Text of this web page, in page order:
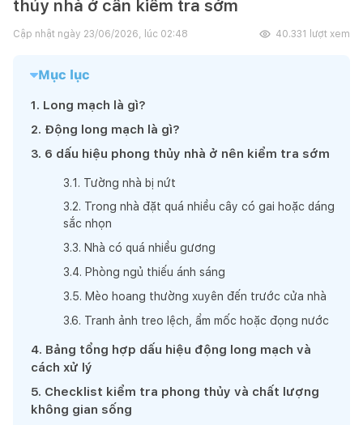
thủy nhà ở cần kiểm tra sớm
Cập nhật ngày 23/06/2026, lúc 02:48 40.331 lượt xem
Mục lục
1. Long mạch là gì?
2. Động long mạch là gì?
3. 6 dấu hiệu phong thủy nhà ở nên kiểm tra sớm
3.1 . Tường nhà bị nứt
3.2. Trong nhà đặt quá nhiều cây có gai hoặc dáng
sắc nhọn
3.3. Nhà có quá nhiều gương
3.4. Phòng ngủ thiếu ánh sáng
3.5. Mèo hoang thường xuyên đến trước cửa nhà
3.6. Tranh ảnh treo lệch, ẩm mốc hoặc đọng nước
4. Bảng tổng hợp dấu hiệu động long mạch và
cách xử lý
5. Checklist kiểm tra phong thủy và chất lượng
không gian sống